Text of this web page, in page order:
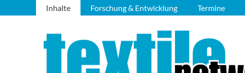
Inhalte Forschung & Entwicklung Termine